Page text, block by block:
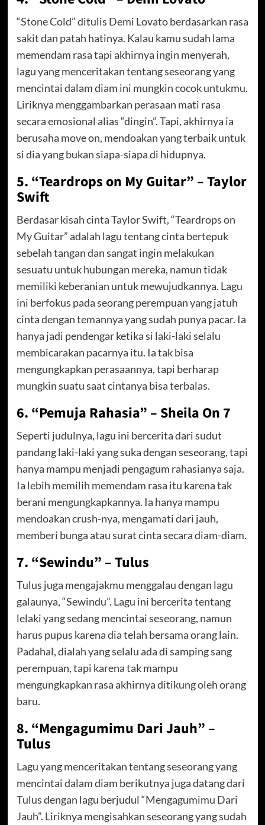
“Stone Cold” ditulis Demi Lovato berdasarkan rasa
sakit dan patah hatinya. Kalau kamu sudah lama
memendam rasa tapi akhirnya ingin menyerah,
lagu yang menceritakan tentang seseorang yang
mencintai dalam diam ini mungkin cocok untukmu.
Liriknya menggambarkan perasaan mati rasa
secara emosional alias “dingin”. Tapi, akhirnya ia
berusaha move on, mendoakan yang terbaik untuk
si dia yang bukan siapa-siapa di hidupnya.
5. “Teardrops on My Guitar” – Taylor
Swift
Berdasar kisah cinta Taylor Swift, “Teardrops on
My Guitar” adalah lagu tentang cinta bertepuk
sebelah tangan dan sangat ingin melakukan
sesuatu untuk hubungan mereka, namun tidak
memiliki keberanian untuk mewujudkannya. Lagu
ini berfokus pada seorang perempuan yang jatuh
cinta dengan temannya yang sudah punya pacar. Ia
hanya jadi pendengar ketika si laki-laki selalu
membicarakan pacarnya itu. Ia tak bisa
mengungkapkan perasaannya, tapi berharap
mungkin suatu saat cintanya bisa terbalas.
6. “Pemuja Rahasia” – Sheila On 7
Seperti judulnya, lagu ini bercerita dari sudut
pandang laki-laki yang suka dengan seseorang, tapi
hanya mampu menjadi pengagum rahasianya saja.
Ia lebih memilih memendam rasa itu karena tak
berani mengungkapkannya. Ia hanya mampu
mendoakan crush-nya, mengamati dari jauh,
memberi bunga atau surat cinta secara diam-diam.
7. “Sewindu” – Tulus
Tulus juga mengajakmu menggalau dengan lagu
galaunya, “Sewindu”. Lagu ini bercerita tentang
lelaki yang sedang mencintai seseorang, namun
harus pupus karena dia telah bersama orang lain.
Padahal, dialah yang selalu ada di samping sang
perempuan, tapi karena tak mampu
mengungkapkan rasa akhirnya ditikung oleh orang
baru.
8. “Mengagumimu Dari Jauh” –
Tulus
Lagu yang menceritakan tentang seseorang yang
mencintai dalam diam berikutnya juga datang dari
Tulus dengan lagu berjudul “Mengagumimu Dari
Jauh”. Liriknya mengisahkan seseorang yang sudah